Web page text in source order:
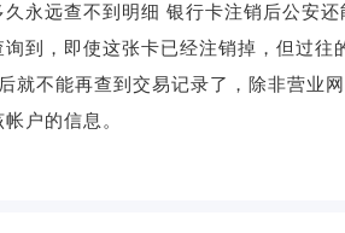
远查不到明细 银行卡注销后公安还
到，即使这张卡已经注销掉，但过往
不能再查到交易记录了，除非营业网
户的信息。